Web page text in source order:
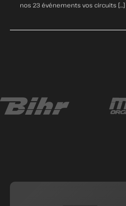
nos 23 événements vos circuits […]